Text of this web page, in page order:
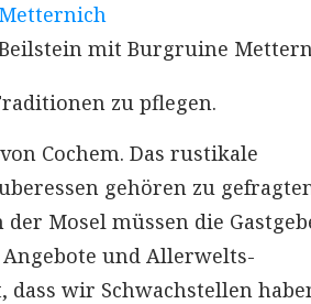
mit Burgruine
zu pflegen.
Cochem. Das rustikale
gehören zu
Mosel müssen die
und Allerwelts-
wir Schwachstellen